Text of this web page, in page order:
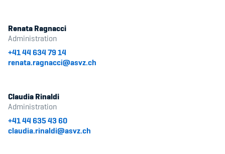
Renata Ragnacci
Administration
+41 44 634 79 14
renata.ragnacci@asvz.ch
Claudia Rinaldi
Administration
+41 44 635 43 60
claudia.rinaldi@asvz.ch